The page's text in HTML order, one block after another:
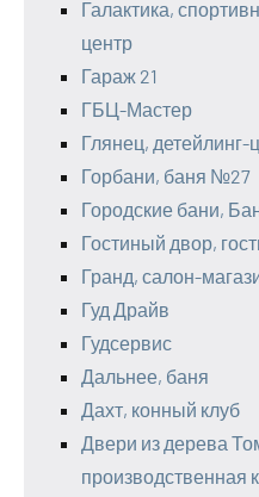
Галактика,
центр
Гараж 21
ГБЦ-Мастер
Глянец, детейлинг-
Горбани, баня №27
Городские бани,
Гостиный двор,
Гранд, салон-
Гуд Драйв
Гудсервис
Дальнее, баня
Дахт, конный клуб
Двери из дерева
производственная